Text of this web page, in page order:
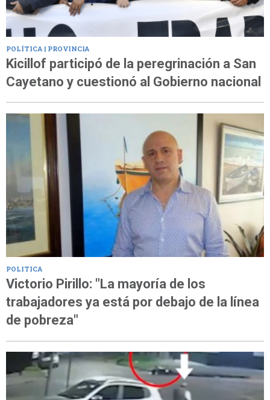
POLÍTICA | PROVINCIA
Kicillof participó de la peregrinación a San
Cayetano y cuestionó al Gobierno nacional
POLITICA
Victorio Pirillo: "La mayoría de los
trabajadores ya está por debajo de la línea
de pobreza"